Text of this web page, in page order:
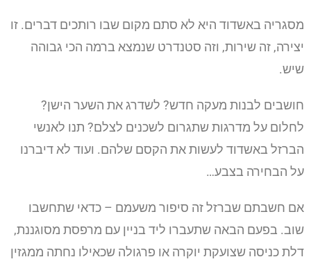
מסגריה באשדוד היא לא סתם מקום שבו רותכים דברים. זו
יצירה, זה שירות, וזה סטנדרט שנמצא ברמה הכי גבוהה
שיש.
חושבים לבנות מעקה חדש? לשדרג את השער הישן?
לחלום על מדרגות שתגרום לשכנים לצלם? תנו לאנשי
הברזל באשדוד לעשות את הקסם שלהם. ועוד לא דיברנו
על הבחירה בצבע…
אם חשבתם שברזל זה סיפור משעמם – כדאי שתחשבו
שוב. בפעם הבאה שתעברו ליד בניין עם מרפסת מסוגננת,
דלת כניסה שצועקת יוקרה או פרגולה שכאילו נחתה ממגזין